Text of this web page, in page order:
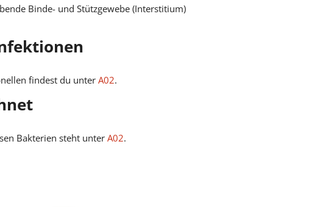
Binde- und Stützgewebe (Interstitium)
findest du unter A02.
Bakterien steht unter A02.